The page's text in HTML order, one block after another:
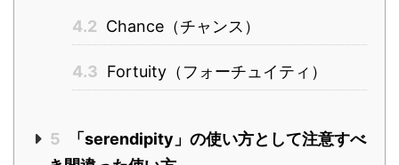
4.2 Chance（チャンス）
4.3 Fortuity（フォーチュイティ）
5
「serendipity」の使い方として注意すべ